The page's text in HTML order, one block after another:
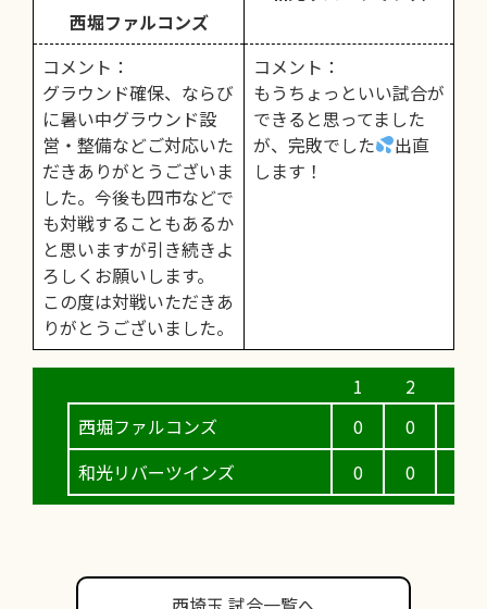
西堀ファルコンズ
コメント：
グラウンド確保、ならび
に暑い中グラウンド設
営・整備などご対応いた
だきありがとうございま
した。今後も四市などで
も対戦することもあるか
と思いますが引き続きよ
ろしくお願いします。
この度は対戦いただきあ
りがとうございました。
コメント：
もうちょっといい試合が
できると思ってました
が、完敗でした
出直
します！
西堀ファルコンズ
和光リバーツインズ
0
0
0
0